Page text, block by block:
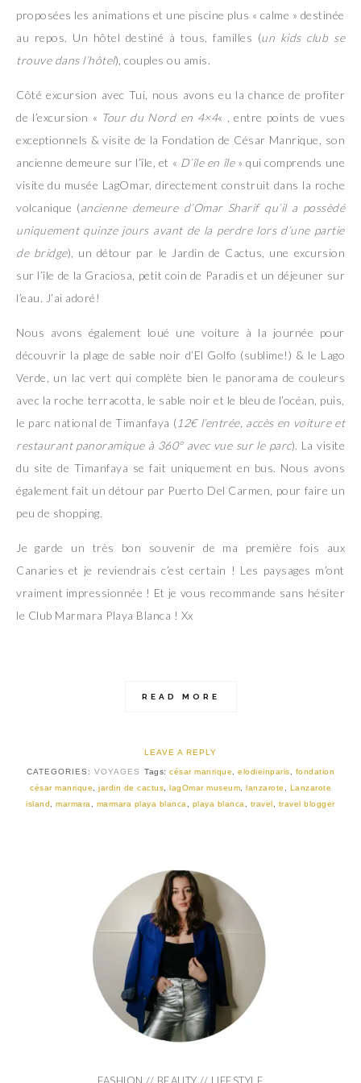
proposées les animations et une piscine plus « calme » destinée
au repos. Un hôtel destiné à tous, familles (un kids club se
trouve dans l’hôtel), couples ou amis.
Côté excursion avec Tui, nous avons eu la chance de profiter
de l’excursion « Tour du Nord en 4×4« , entre points de vues
exceptionnels & visite de la Fondation de César Manrique, son
ancienne demeure sur l’île, et « D’île en île» qui comprends une
visite du musée LagOmar, directement construit dans la roche
volcanique (ancienne demeure d’Omar Sharif qu’il a possèdé
uniquement quinze jours avant de la perdre lors d’une partie
de bridge), un détour par le Jardin de Cactus, une excursion
sur l’île de la Graciosa, petit coin de Paradis et un déjeuner sur
l’eau. J’ai adoré!
Nous avons également loué une voiture à la journée pour
découvrir la plage de sable noir d’El Golfo (sublime!) & le Lago
Verde, un lac vert qui complète bien le panorama de couleurs
avec la roche terracotta, le sable noir et le bleu de l’océan, puis,
le parc national de Timanfaya (12€ l’entrée, accès en voiture et
restaurant panoramique à 360° avec vue sur le parc). La visite
du site de Timanfaya se fait uniquement en bus. Nous avons
également fait un détour par Puerto Del Carmen, pour faire un
peu de shopping.
Je garde un très bon souvenir de ma première fois aux
Canaries et je reviendrais c’est certain ! Les paysages m’ont
vraiment impressionnée ! Et je vous recommande sans hésiter
le Club Marmara Playa Blanca ! Xx
READ MORE
LEAVE A REPLY
CATEGORIES: VOYAGES Tags: césar manrique elodieinparis
fondation
césar manrique
jardin de cactus lagOmar museum lanzarote
Lanzarote
island
,marmara marmara playa blanca playa blanca travel travel blogger